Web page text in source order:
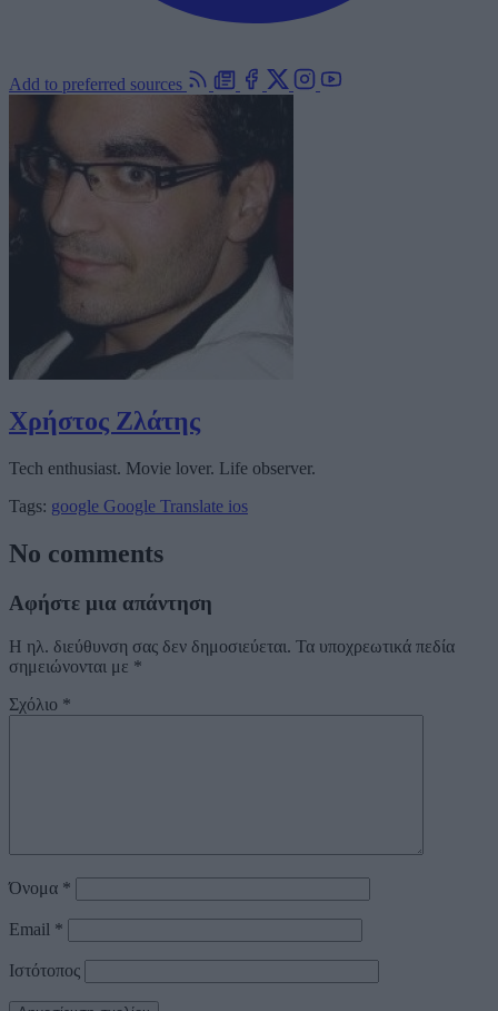
Add to preferred sources
Χρήστος Ζλάτης
Tech enthusiast. Movie lover. Life observer.
Tags: google Google Translate ios
No comments
Αφήστε μια απάντηση
Η ηλ. διεύθυνση σας δεν δημοσιεύεται. Τα υποχρεωτικά πεδία
σημειώνονται με *
Σχόλιο *
Όνομα *
Email *
Ιστότοπος